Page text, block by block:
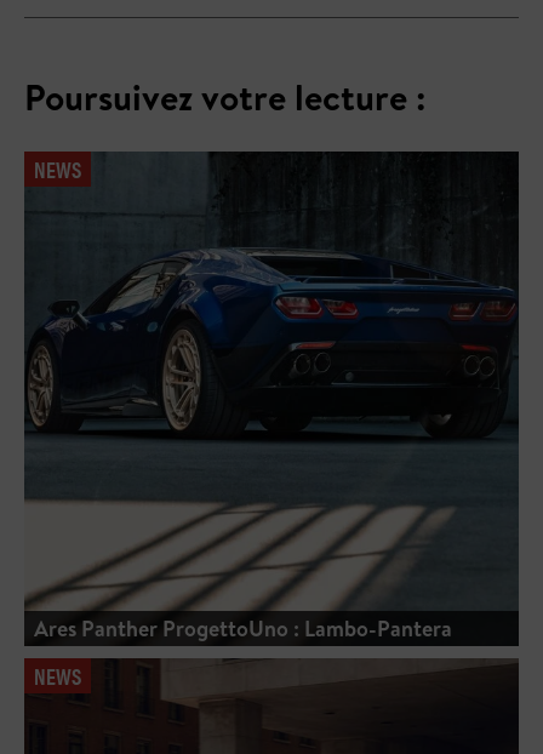
Poursuivez votre lecture :
NEWS
Ares Panther ProgettoUno : Lambo-Pantera
NEWS